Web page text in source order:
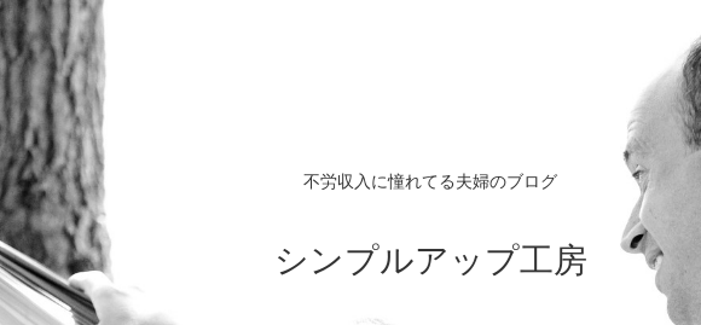
不労収入に憧れてる夫婦のブログ
シンプルアップ工房